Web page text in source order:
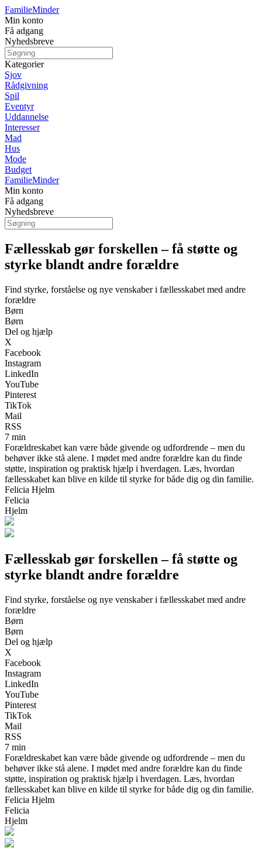
FamilieMinder
Min konto
Få adgang
Nyhedsbreve
Kategorier
Sjov
Rådgivning
Spil
Eventyr
Uddannelse
Interesser
Mad
Hus
Mode
Budget
FamilieMinder
Min konto
Få adgang
Nyhedsbreve
Fællesskab gør forskellen – få støtte og
styrke blandt andre forældre
Find styrke, forståelse og nye venskaber i fællesskabet med andre
forældre
Børn
Børn
Del og hjælp
X
Facebook
Instagram
LinkedIn
YouTube
Pinterest
TikTok
Mail
RSS
7 min
Forældreskabet kan være både givende og udfordrende – men du
behøver ikke stå alene. I mødet med andre forældre kan du finde
støtte, inspiration og praktisk hjælp i hverdagen. Læs, hvordan
fællesskabet kan blive en kilde til styrke for både dig og din familie.
Felicia Hjelm
Felicia
Hjelm
Fællesskab gør forskellen – få støtte og
styrke blandt andre forældre
Find styrke, forståelse og nye venskaber i fællesskabet med andre
forældre
Børn
Børn
Del og hjælp
X
Facebook
Instagram
LinkedIn
YouTube
Pinterest
TikTok
Mail
RSS
7 min
Forældreskabet kan være både givende og udfordrende – men du
behøver ikke stå alene. I mødet med andre forældre kan du finde
støtte, inspiration og praktisk hjælp i hverdagen. Læs, hvordan
fællesskabet kan blive en kilde til styrke for både dig og din familie.
Felicia Hjelm
Felicia
Hjelm